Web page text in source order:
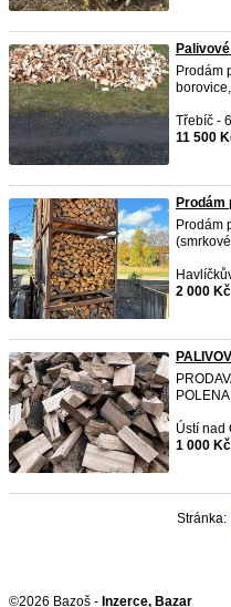
Prodám
Třebíč -
11 500
Prodám
Prodám
2 000 Kč
Ústí nad
1 000 Kč
Stránka:
©2026 Bazoš - Inzerce, Bazar